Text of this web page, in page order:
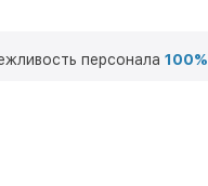
персонала 100%